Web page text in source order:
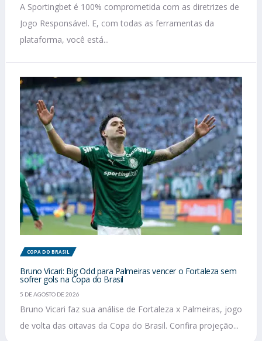
A Sportingbet é 100% comprometida com as diretrizes de
Jogo Responsável. E, com todas as ferramentas da
plataforma, você está...
COPA DO BRASIL
Bruno Vicari: Big Odd para Palmeiras vencer o Fortaleza sem
sofrer gols na Copa do Brasil
5 DE AGOSTO DE 2026
Bruno Vicari faz sua análise de Fortaleza x Palmeiras, jogo
de volta das oitavas da Copa do Brasil. Confira projeção...